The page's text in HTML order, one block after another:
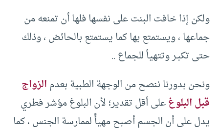
ولكن إذا خافت البنت على نفسها فلها أن تمنعه من
جماعها ، ويستمتع بها كما يستمتع بالحائض ، وذلك
حتى تكبـر وتتهيأ للجماع ..
ونحن بدورنا ننصح من الوجهة الطبية بعدمالزواج
قبل البلوغعلى أقل تقدير؛ لأن البلوغ مؤشر فطري
يدل على أن الجسم أصبح مهيأً لممارسة الجنس ، كما